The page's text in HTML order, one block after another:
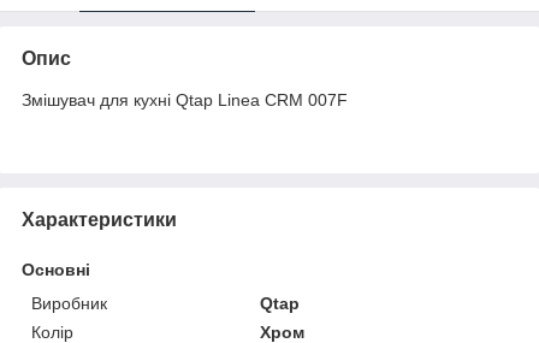
Опис
Змішувач для кухні Qtap Linea CRM 007F
Характеристики
Основні
Виробник
Qtap
Колір
Хром